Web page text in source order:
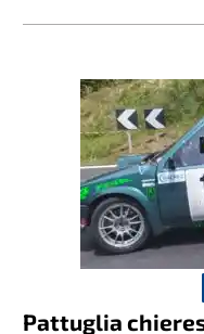
Pattuglia